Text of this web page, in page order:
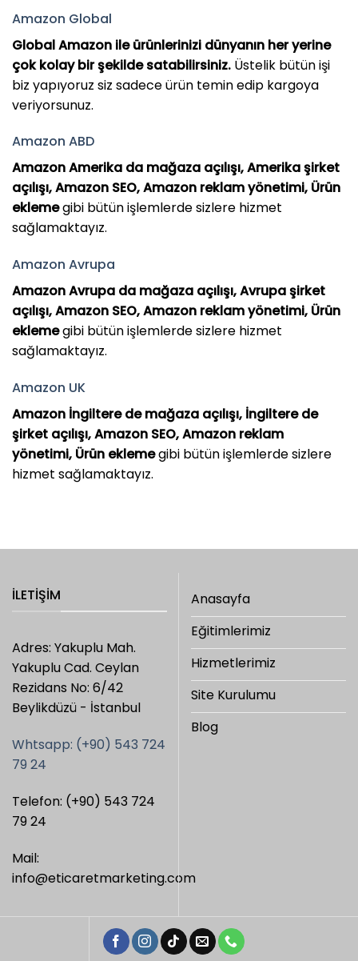
Amazon Global
Global Amazon ile ürünlerinizi dünyanın her yerine
çok kolay bir şekilde satabilirsiniz. Üstelik bütün işi
biz yapıyoruz siz sadece ürün temin edip kargoya
veriyorsunuz.
Amazon ABD
Amazon Amerika da mağaza açılışı, Amerika şirket
açılışı, Amazon SEO, Amazon reklam yönetimi, Ürün
eklemegibi bütün işlemlerde sizlere hizmet
sağlamaktayız.
Amazon Avrupa
Amazon Avrupa da mağaza açılışı, Avrupa şirket
açılışı, Amazon SEO, Amazon reklam yönetimi, Ürün
eklemegibi bütün işlemlerde sizlere hizmet
sağlamaktayız.
Amazon UK
Amazon İngiltere de mağaza açılışı, İngiltere de
şirket açılışı, Amazon SEO, Amazon reklam
yönetimi, Ürün eklemegibi bütün işlemlerde sizlere
hizmet sağlamaktayız.
İLETIŞIM
Adres: Yakuplu Mah.
Yakuplu Cad. Ceylan
Rezidans No: 6/42
Beylikdüzü - İstanbul
Whtsapp: (+90) 543 724
79 24
Telefon: (+90) 543 724
79 24
Mail:
info@eticaretmarketing.com
Anasayfa
Eğitimlerimiz
Hizmetlerimiz
Site Kurulumu
Blog